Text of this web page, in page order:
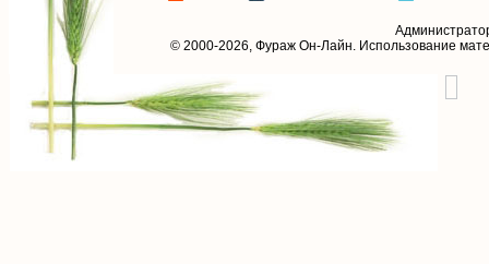
© 2000-2026, Фураж Он-Лайн. Использование